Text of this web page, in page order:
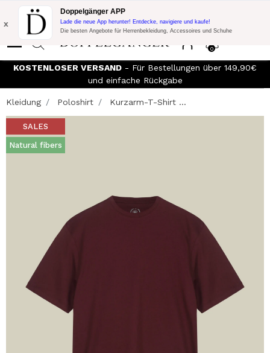
Blitzangebot:
10% Extra-Rabatt auf 300€ Einkauf mit Code:
DOPPEL300
0
x
Doppelgänger APP
Lade die neue App herunter! Entdecke, navigiere und kaufe!
Die besten Angebote für Herrenbekleidung, Accessoires und Schuhe
KOSTENLOSER VERSAND - Für Bestellungen über 149,90€
und einfache Rückgabe
Kleidung Poloshirt Kurzarm-T-Shirt ...
SALES
Natural fibers